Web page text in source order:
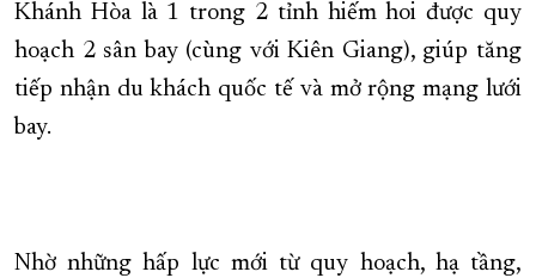
Khánh Hòa là 1 trong 2 tỉnh hiếm hoi được quy
hoạch 2 sân bay (cùng với Kiên Giang), giúp tăng
tiếp nhận du khách quốc tế và mở rộng mạng lưới
bay.
Nhờ những hấp lực mới từ quy hoạch, hạ tầng,